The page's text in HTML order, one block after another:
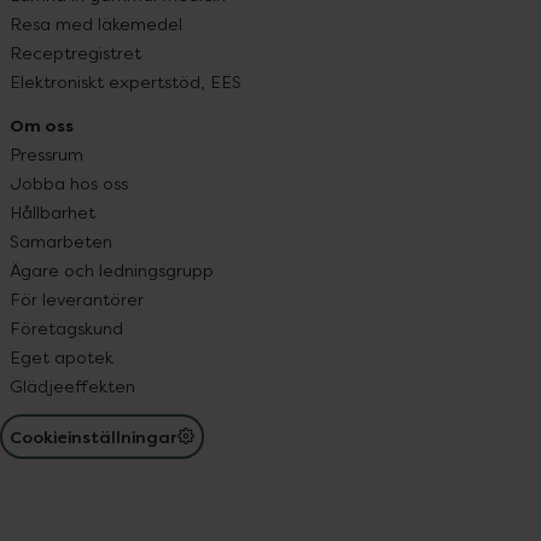
Resa med läkemedel
Receptregistret
Elektroniskt expertstöd, EES
Om oss
Pressrum
Jobba hos oss
Hållbarhet
Samarbeten
Ägare och ledningsgrupp
För leverantörer
Företagskund
Eget apotek
Glädjeeffekten
Cookieinställningar